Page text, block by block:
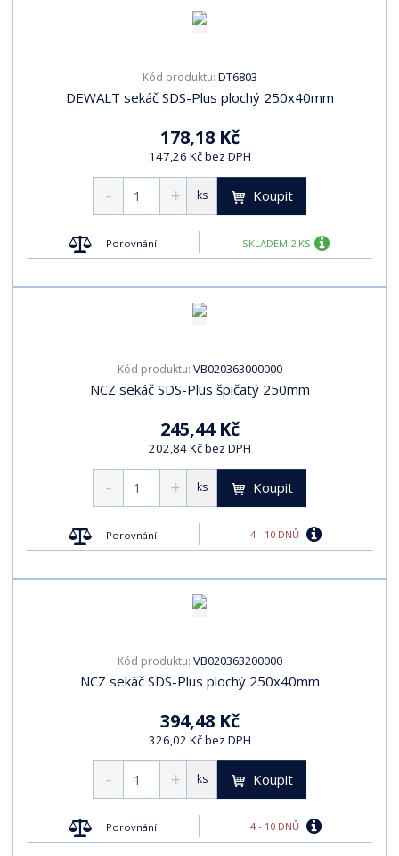
Kód produktu: DT6803
DEWALT sekáč SDS-Plus plochý 250x40mm
178,18 Kč
147,26 Kč bez DPH
ks Koupit
Porovnání SKLADEM 2 KS
Kód produktu: VB020363000000
NCZ sekáč SDS-Plus špičatý 250mm
245,44 Kč
202,84 Kč bez DPH
ks Koupit
Porovnání 4 - 10 DNŮ
Kód produktu: VB020363200000
NCZ sekáč SDS-Plus plochý 250x40mm
394,48 Kč
326,02 Kč bez DPH
ks Koupit
Porovnání 4 - 10 DNŮ